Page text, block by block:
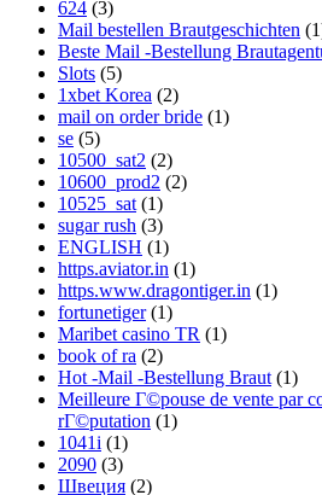
624 (3)
Mail bestellen Brautgeschichten
Beste Mail -Bestellung
Slots (5)
1xbet Korea (2)
mail on order bride (1)
se (5)
10500_sat2 (2)
10600_prod2 (2)
10525_sat(1)
sugar rush (3)
ENGLISH (1)
https.aviator.in (1)
https.www.dragontiger.in (1)
fortunetiger(1)
Maribet casino TR (1)
book of ra (2)
Hot -Mail -Bestellung Braut(1)
Meilleure Г©pouse de vente par
rГ©putation (1)
1041i (1)
2090 (3)
Швеция (2)